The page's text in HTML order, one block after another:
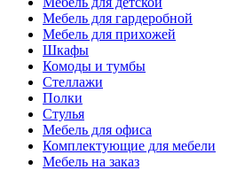
Мебель для гардеробной
Мебель для прихожей
Шкафы
Комоды и тумбы
Стеллажи
Полки
Стулья
Мебель для офиса
Комплектующие для мебели
Мебель на заказ